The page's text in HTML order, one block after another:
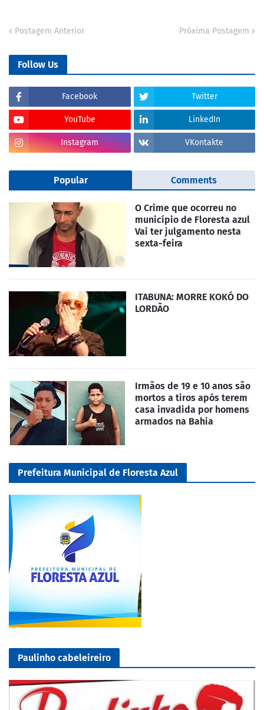
Postagem Anterior Próxima Postagem
Follow Us
Facebook Twitter
YouTube LinkedIn
Instagram VKontakte
Popular Comments
O Crime que ocorreu no
município de Floresta azul
Vai ter julgamento nesta
sexta-feira
ITABUNA: MORRE KOKÓ DO
LORDÃO
Irmãos de 19 e 10 anos são
mortos a tiros após terem
casa invadida por homens
armados na Bahia
Prefeitura Municipal de Floresta Azul
Paulinho cabeleireiro